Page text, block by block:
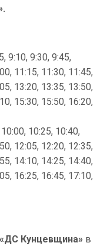
9:10, 9:30, 9:45,
11:15, 11:30, 11:45,
13:20, 13:35, 13:50,
15:30, 15:50, 16:20,
10:25, 10:40,
12:05, 12:20, 12:35,
14:10, 14:25, 14:40,
16:25, 16:45, 17:10,
Кунцевщина» в